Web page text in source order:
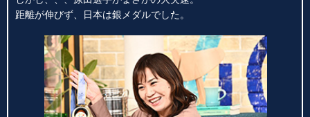
距離が伸びず、日本は銀メダルでした。